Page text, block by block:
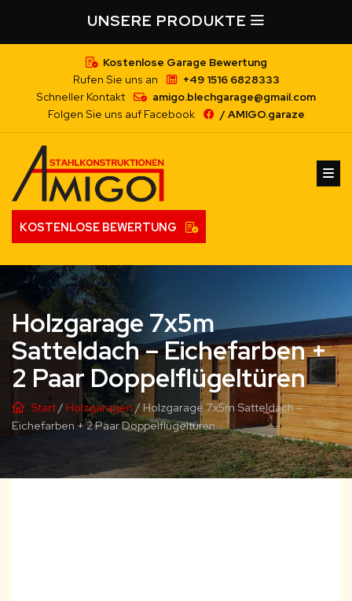
UNSERE PRODUKTE
Kostenlose Garage Bewertung
Rufen Sie uns an
+49 1516 6828333
Schneller Kontakt
amigo.blechgarage@gmail.com
Folgen Sie uns auf Facebook
/ AMIGO.garaze
KOSTENLOSE BEWERTUNG
Holzgarage 7x5m
Satteldach – Eichefarben +
2 Paar Doppelflügeltüren
Start / Holzgaragen / Holzgarage 7x5m Satteldach –
Eichefarben + 2 Paar Doppelflügeltüren